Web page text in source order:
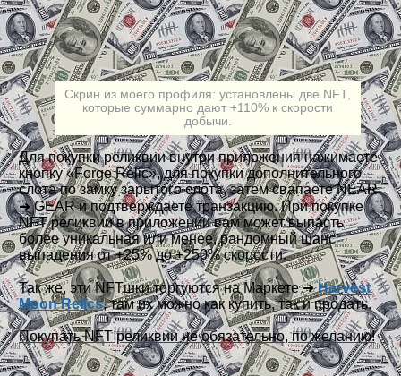
Скрин из моего профиля: установлены две NFT,
которые суммарно дают +110% к скорости
добычи.
Для покупки реликвии внутри приложения нажимаете
кнопку «Forge Relic», для покупки дополнительного
слота по замку зарытого слота, затем свапаете NEAR
➜ GEAR и подтверждаете транзакцию. При покупке
NFT реликвии в приложении вам может выпасть
более уникальная или менее, рандомный шанс
выпадения от +25% до +250% скорости.
Так же, эти NFTшки торгуются на Маркете ➜Harvest
Moon Relics, там их можно как купить, так и продать.
Покупать NFT реликвии не обязательно, по желанию!